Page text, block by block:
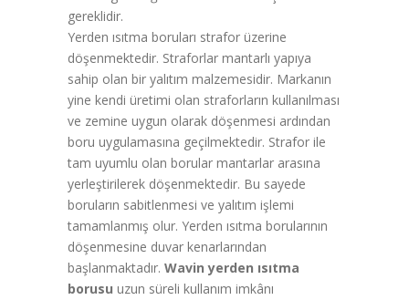
gereklidir.
Yerden ısıtma boruları strafor üzerine
döşenmektedir. Straforlar mantarlı yapıya
sahip olan bir yalıtım malzemesidir. Markanın
yine kendi üretimi olan straforların kullanılması
ve zemine uygun olarak döşenmesi ardından
boru uygulamasına geçilmektedir. Strafor ile
tam uyumlu olan borular mantarlar arasına
yerleştirilerek döşenmektedir. Bu sayede
boruların sabitlenmesi ve yalıtım işlemi
tamamlanmış olur. Yerden ısıtma borularının
döşenmesine duvar kenarlarından
başlanmaktadır. Wavin yerden ısıtma
borusu uzun süreli kullanım imkânı